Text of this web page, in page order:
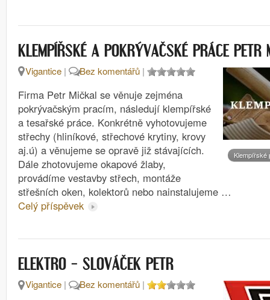
KLEMPÍŘSKÉ A POKRÝVAČSKÉ PRÁCE PETR
Klempířské
Vigantice | Bez komentářů |
Firma Petr Mičkal se věnuje zejména
pokrývačským pracím, následují klempířské
a tesařské práce. Konkrétně vyhotovujeme
střechy (hliníkové, střechové krytiny, krovy
aj.ú) a věnujeme se opravě již stávajících.
Dále zhotovujeme okapové žlaby,
provádíme vestavby střech, montáže
střešních oken, kolektorů nebo nainstalujeme …
Celý příspěvek
ELEKTRO – SLOVÁČEK PETR
Vigantice | Bez komentářů |